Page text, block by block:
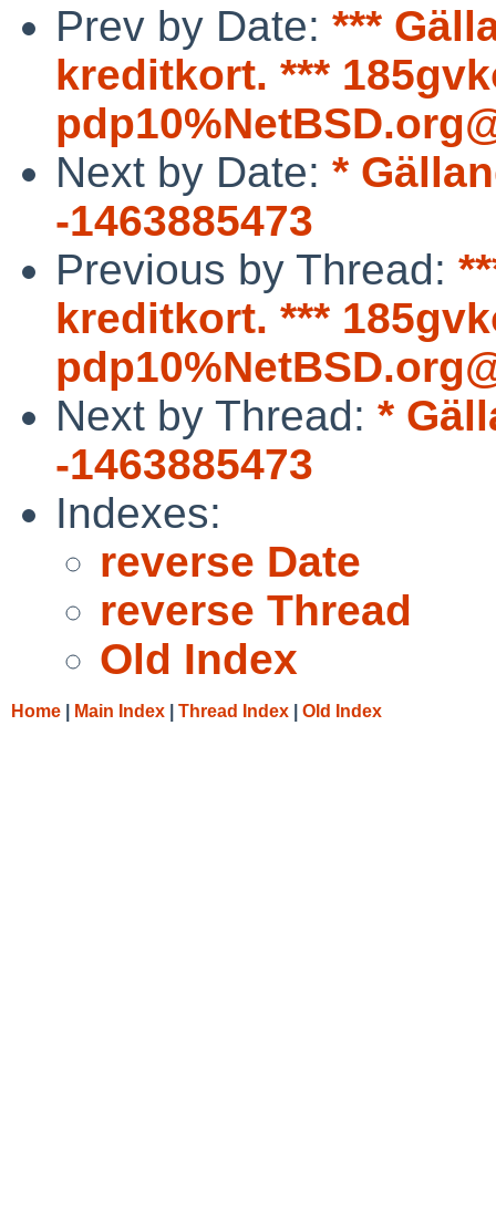
Prev by Date: ***
kreditkort. ***
Next by Date: *
-1463885473
Previous by Thread:
kreditkort. ***
Next by Thread: *
-1463885473
Indexes:
reverse Date
reverse Thread
Old Index
Home Main Index Thread Index Old Index